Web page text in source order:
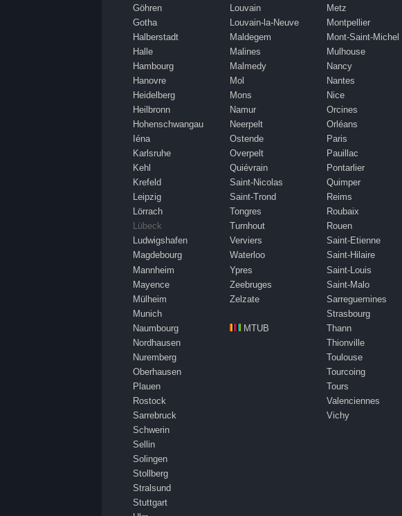
Göhren
Gotha
Halberstadt
Halle
Hambourg
Hanovre
Heidelberg
Heilbronn
Hohenschwangau
Iéna
Karlsruhe
Kehl
Krefeld
Leipzig
Lörrach
Lübeck
Ludwigshafen
Magdebourg
Mannheim
Mayence
Mülheim
Munich
Naumbourg
Nordhausen
Nuremberg
Oberhausen
Plauen
Rostock
Sarrebruck
Schwerin
Sellin
Solingen
Stollberg
Stralsund
Stuttgart
Louvain
Louvain-la-Neuve
Maldegem
Malines
Malmedy
Mol
Mons
Namur
Neerpelt
Ostende
Overpelt
Quiévrain
Saint-Nicolas
Saint-Trond
Tongres
Turnhout
Verviers
Waterloo
Ypres
Zeebruges
Zelzate
MTUB
Metz
Montpellier
Mont-Saint-Michel
Mulhouse
Nancy
Nantes
Nice
Orcines
Orléans
Paris
Pauillac
Pontarlier
Quimper
Reims
Roubaix
Rouen
Saint-Etienne
Saint-Hilaire
Saint-Louis
Saint-Malo
Sarreguemines
Strasbourg
Thann
Thionville
Toulouse
Tourcoing
Tours
Valenciennes
Vichy